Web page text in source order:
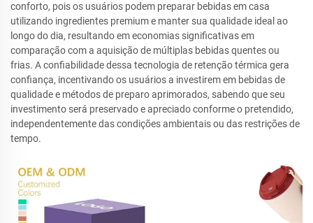
conforto, pois os usuários podem preparar bebidas em casa
utilizando ingredientes premium e manter sua qualidade ideal ao
longo do dia, resultando em economias significativas em
comparação com a aquisição de múltiplas bebidas quentes ou
frias. A confiabilidade dessa tecnologia de retenção térmica gera
confiança, incentivando os usuários a investirem em bebidas de
qualidade e métodos de preparo aprimorados, sabendo que seu
investimento será preservado e apreciado conforme o pretendido,
independentemente das condições ambientais ou das restrições de
tempo.